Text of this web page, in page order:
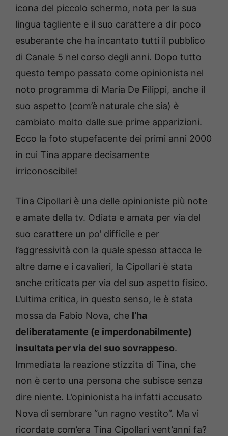
icona del piccolo schermo, nota per la sua
lingua tagliente e il suo carattere a dir poco
esuberante che ha incantato tutti il pubblico
di Canale 5 nel corso degli anni. Dopo tutto
questo tempo passato come opinionista nel
noto programma di Maria De Filippi, anche il
suo aspetto (com’è naturale che sia) è
cambiato molto dalle sue prime apparizioni.
Ecco la foto stupefacente dei primi anni 2000
in cui Tina appare decisamente
irriconoscibile!
Tina Cipollari è una delle opinioniste più note
e amate della tv. Odiata e amata per via del
suo carattere un po’ difficile e per
l’aggressività con la quale spesso attacca le
altre dame e i cavalieri, la Cipollari è stata
anche criticata per via del suo aspetto fisico.
L’ultima critica, in questo senso, le è stata
mossa da Fabio Nova, che l’ha
deliberatamente (e imperdonabilmente)
insultata per via del suo sovrappeso.
Immediata la reazione stizzita di Tina, che
non è certo una persona che subisce senza
dire niente. L’opinionista ha infatti accusato
Nova di sembrare “un ragno vestito”. Ma vi
ricordate com’era Tina Cipollari vent’anni fa?